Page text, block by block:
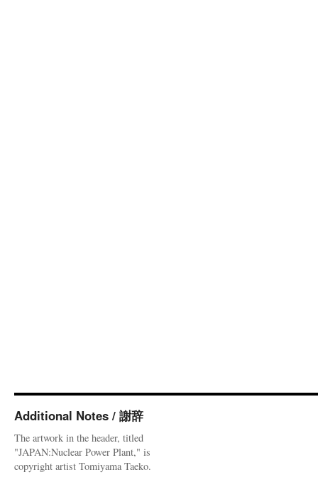
Additional Notes / 謝辞
The artwork in the header, titled
"JAPAN:Nuclear Power Plant," is
copyright artist Tomiyama Taeko.